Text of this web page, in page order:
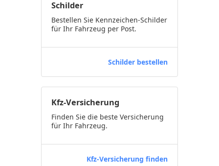
Schilder
Bestellen Sie Kennzeichen-Schilder
für Ihr Fahrzeug per Post.
Schilder bestellen
Kfz-Versicherung
Finden Sie die beste Versicherung
für Ihr Fahrzeug.
Kfz-Versicherung finden